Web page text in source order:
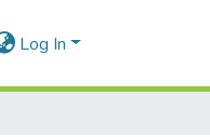
Log In